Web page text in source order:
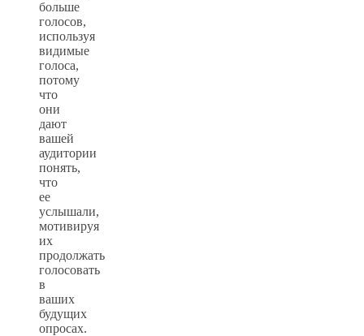
больше
голосов,
используя
видимые
голоса,
потому
что
они
дают
вашей
аудитории
понять,
что
ее
услышали,
мотивируя
их
продолжать
голосовать
в
ваших
будущих
опросах.